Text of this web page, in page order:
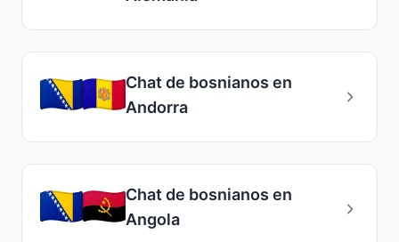
Chat de bosnianos en
Andorra
Chat de bosnianos en
Angola